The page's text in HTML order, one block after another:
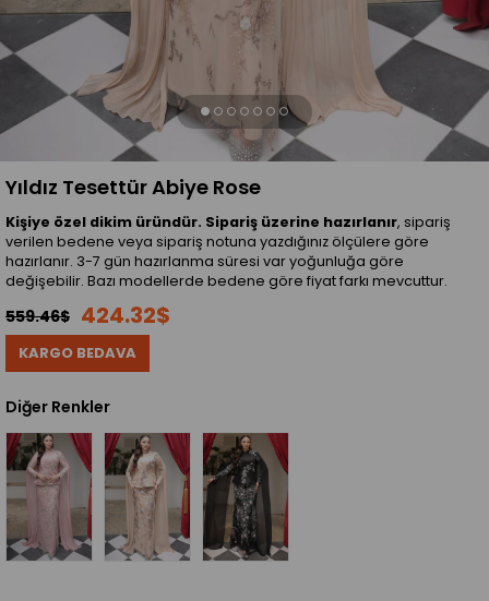
Yıldız Tesettür Abiye Rose
Kişiye özel dikim üründür. Sipariş üzerine hazırlanır, sipariş
verilen bedene veya sipariş notuna yazdığınız ölçülere göre
hazırlanır. 3-7 gün hazırlanma süresi var yoğunluğa göre
değişebilir. Bazı modellerde bedene göre fiyat farkı mevcuttur.
559.46$ 424.32$
KARGO BEDAVA
Diğer Renkler